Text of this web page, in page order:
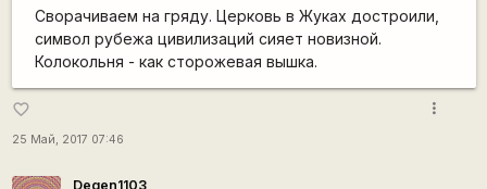
Сворачиваем на гряду. Церковь в Жуках достроили,
символ рубежа цивилизаций сияет новизной.
Колокольня - как сторожевая вышка.
favorite_border
25 Май, 2017 07:46
more_vert
Degen1103